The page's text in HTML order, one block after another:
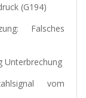
(G194)
Falsches
Unterbrechung
vom